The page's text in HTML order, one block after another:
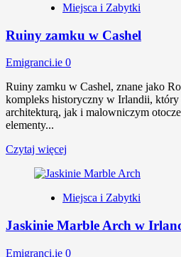
Miejsca i Zabytki
Ruiny zamku w Cashel
Emigranci.ie 0
Ruiny zamku w Cashel, znane jako
kompleks historyczny w Irlandii,
architekturą, jak i malowniczym
elementy...
Czytaj więcej
Miejsca i Zabytki
Jaskinie Marble Arch w
Emigranci.ie 0